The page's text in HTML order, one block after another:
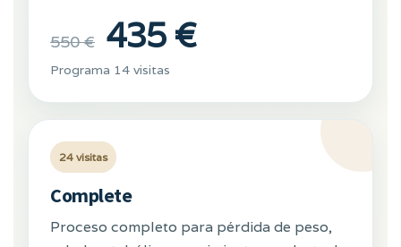
550 € 435 €
Programa 14 visitas
24 visitas
Complete
Proceso completo para pérdida de peso,